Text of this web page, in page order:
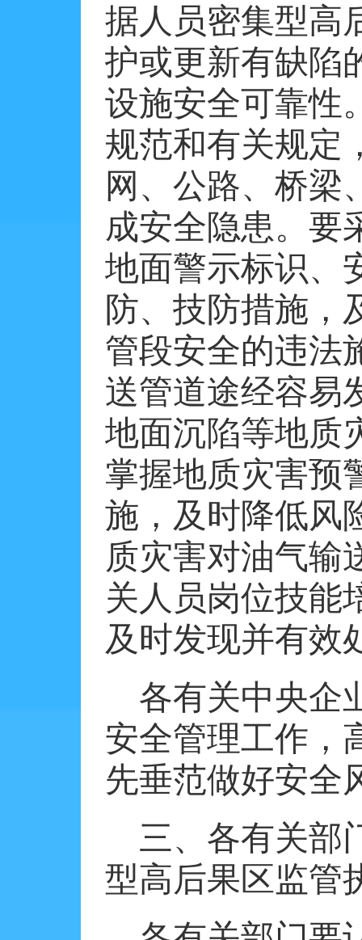
据人员密集型高
护或更新有缺陷
设施安全可靠性
规范和有关规定
网、公路、桥梁
成安全隐患。要
地面警示标识、
防、技防措施，
管段安全的违法
送管道途经容易
地面沉陷等地质
掌握地质灾害预
施，及时降低风
质灾害对油气输
关人员岗位技能
及时发现并有效
各有关中央企
安全管理工作，
先垂范做好安全
三、各有关部
型高后果区监管